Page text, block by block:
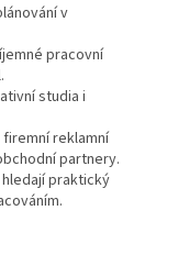
v
pracovní
studia i
reklamní
partnery.
praktický